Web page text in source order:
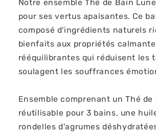
Notre ensemble Thé de Bain
pour ses vertus apaisantes. Ce
composé d'ingrédients naturels
bienfaits aux propriétés
rééquilibrantes qui réduisent les
soulagent les souffrances
Ensemble comprenant un Thé de
réutilisable pour 3 bains, une
rondelles d'agrumes